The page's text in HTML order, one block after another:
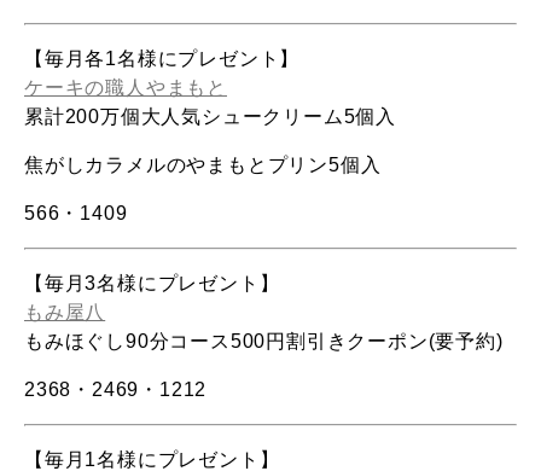
【毎月各1名様にプレゼント】
ケーキの職人やまもと
累計200万個大人気シュークリーム5個入
焦がしカラメルのやまもとプリン5個入
566 ・ 1409
【毎月3名様にプレゼント】
もみ屋八
もみほぐし90分コース500円割引きクーポン(要予約)
2368 ・ 2469 ・ 1212
【毎月1名様にプレゼント】